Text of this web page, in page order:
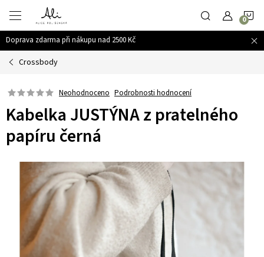
obsah
Doprava zdarma při nákupu nad 2500 Kč
Crossbody
Neohodnoceno Podrobnosti hodnocení
Kabelka JUSTÝNA z pratelného
papíru černá